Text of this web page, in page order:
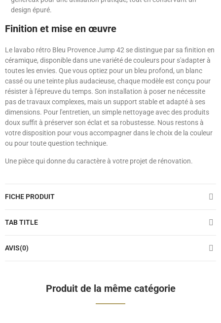
design épuré.
Finition et mise en œuvre
Le lavabo rétro Bleu Provence Jump 42 se distingue par sa finition en
céramique, disponible dans une variété de couleurs pour s'adapter à
toutes les envies. Que vous optiez pour un bleu profond, un blanc
cassé ou une teinte plus audacieuse, chaque modèle est conçu pour
résister à l'épreuve du temps. Son installation à poser ne nécessite
pas de travaux complexes, mais un support stable et adapté à ses
dimensions. Pour l'entretien, un simple nettoyage avec des produits
doux suffit à préserver son éclat et sa robustesse. Nous restons à
votre disposition pour vous accompagner dans le choix de la couleur
ou pour toute question technique.
Une pièce qui donne du caractère à votre projet de rénovation.
FICHE PRODUIT
TAB TITLE
AVIS(0)
Produit de la même catégorie